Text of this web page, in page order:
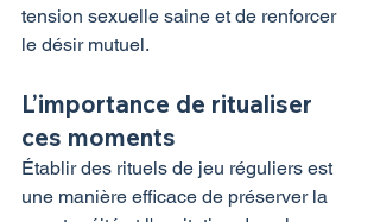
tension sexuelle saine et de renforcer
le désir mutuel.
L’importance de ritualiser
ces moments
Établir des rituels de jeu réguliers est
une manière efficace de préserver la